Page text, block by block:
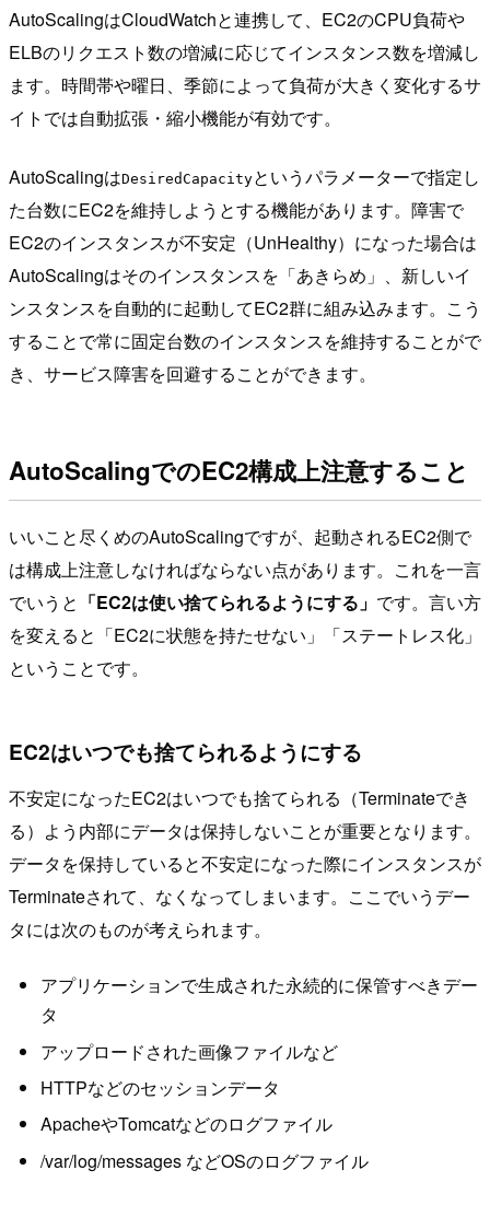
AutoScalingはCloudWatchと連携して、EC2のCPU負荷や
ELBのリクエスト数の増減に応じてインスタンス数を増減し
ます。時間帯や曜日、季節によって負荷が大きく変化するサ
イトでは自動拡張・縮小機能が有効です。
AutoScalingはDesiredCapacityというパラメーターで指定し
た台数にEC2を維持しようとする機能があります。障害で
EC2のインスタンスが不安定（UnHealthy）になった場合は
AutoScalingはそのインスタンスを「あきらめ」、新しいイ
ンスタンスを自動的に起動してEC2群に組み込みます。こう
することで常に固定台数のインスタンスを維持することがで
き、サービス障害を回避することができます。
AutoScalingでのEC2構成上注意すること
いいこと尽くめのAutoScalingですが、起動されるEC2側で
は構成上注意しなければならない点があります。これを一言
でいうと 「EC2は使い捨てられるようにする」 です。言い方
を変えると「EC2に状態を持たせない」「ステートレス化」
ということです。
EC2はいつでも捨てられるようにする
不安定になったEC2はいつでも捨てられる（Terminateでき
る）よう内部にデータは保持しないことが重要となります。
データを保持していると不安定になった際にインスタンスが
Terminateされて、なくなってしまいます。ここでいうデー
タには次のものが考えられます。
アプリケーションで生成された永続的に保管すべきデー
タ
アップロードされた画像ファイルなど
HTTPなどのセッションデータ
ApacheやTomcatなどのログファイル
/var/log/messages などOSのログファイル